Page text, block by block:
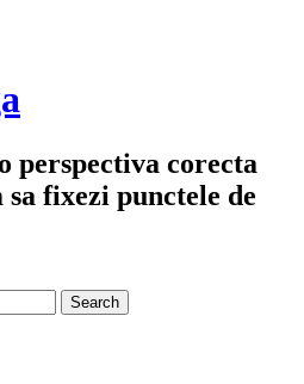
perspectiva corecta
fixezi punctele de